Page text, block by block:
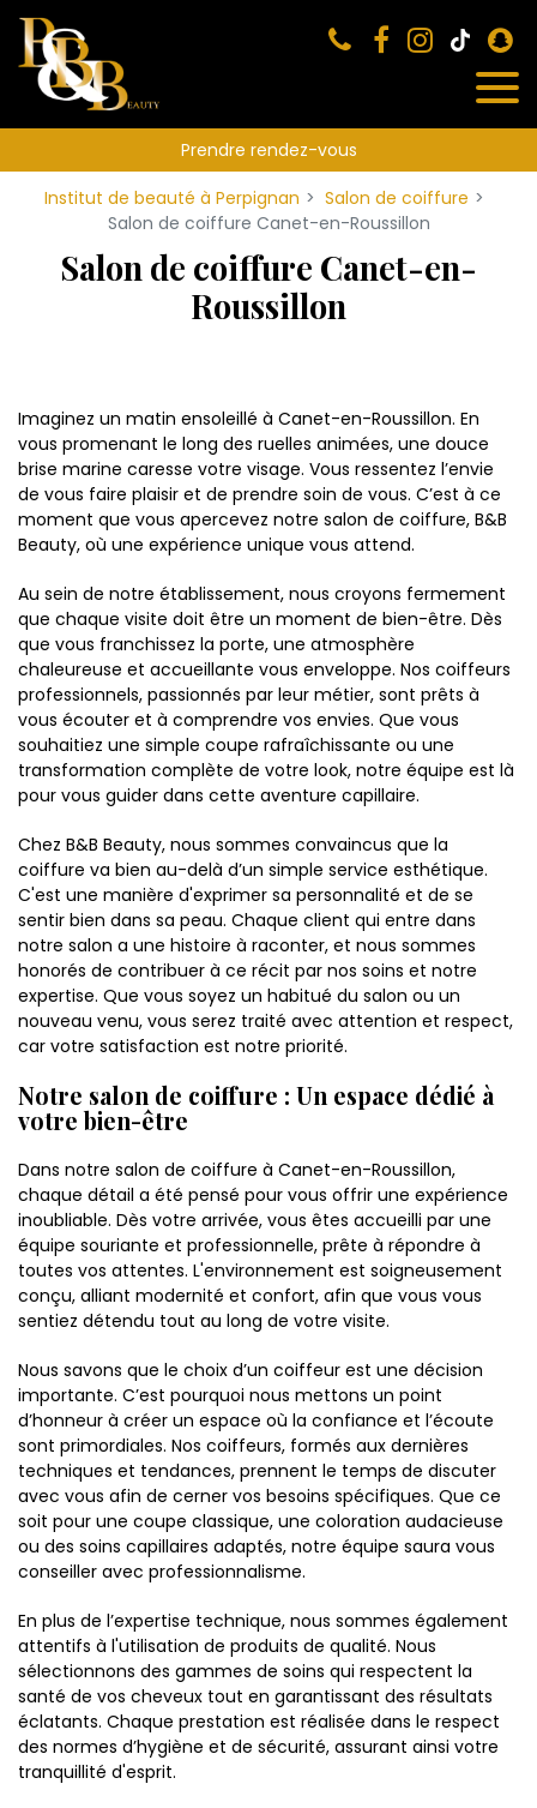
Prendre rendez-vous
Institut de beauté à Perpignan
Salon de coiffure
Salon de coiffure Canet-en-Roussillon
Salon de coiffure Canet-en-
Roussillon
Imaginez un matin ensoleillé à Canet-en-Roussillon. En
vous promenant le long des ruelles animées, une douce
brise marine caresse votre visage. Vous ressentez l’envie
de vous faire plaisir et de prendre soin de vous. C’est à ce
moment que vous apercevez notre salon de coiffure, B&B
Beauty, où une expérience unique vous attend.
Au sein de notre établissement, nous croyons fermement
que chaque visite doit être un moment de bien-être. Dès
que vous franchissez la porte, une atmosphère
chaleureuse et accueillante vous enveloppe. Nos coiffeurs
professionnels, passionnés par leur métier, sont prêts à
vous écouter et à comprendre vos envies. Que vous
souhaitiez une simple coupe rafraîchissante ou une
transformation complète de votre look, notre équipe est là
pour vous guider dans cette aventure capillaire.
Chez B&B Beauty, nous sommes convaincus que la
coiffure va bien au-delà d’un simple service esthétique.
C'est une manière d'exprimer sa personnalité et de se
sentir bien dans sa peau. Chaque client qui entre dans
notre salon a une histoire à raconter, et nous sommes
honorés de contribuer à ce récit par nos soins et notre
expertise. Que vous soyez un habitué du salon ou un
nouveau venu, vous serez traité avec attention et respect,
car votre satisfaction est notre priorité.
Notre salon de coiffure : Un espace dédié à
votre bien-être
Dans notre salon de coiffure à Canet-en-Roussillon,
chaque détail a été pensé pour vous offrir une expérience
inoubliable. Dès votre arrivée, vous êtes accueilli par une
équipe souriante et professionnelle, prête à répondre à
toutes vos attentes. L'environnement est soigneusement
conçu, alliant modernité et confort, afin que vous vous
sentiez détendu tout au long de votre visite.
Nous savons que le choix d’un coiffeur est une décision
importante. C’est pourquoi nous mettons un point
d’honneur à créer un espace où la confiance et l’écoute
sont primordiales. Nos coiffeurs, formés aux dernières
techniques et tendances, prennent le temps de discuter
avec vous afin de cerner vos besoins spécifiques. Que ce
soit pour une coupe classique, une coloration audacieuse
ou des soins capillaires adaptés, notre équipe saura vous
conseiller avec professionnalisme.
En plus de l’expertise technique, nous sommes également
attentifs à l'utilisation de produits de qualité. Nous
sélectionnons des gammes de soins qui respectent la
santé de vos cheveux tout en garantissant des résultats
éclatants. Chaque prestation est réalisée dans le respect
des normes d’hygiène et de sécurité, assurant ainsi votre
tranquillité d'esprit.
Panneau de gestion des cookies